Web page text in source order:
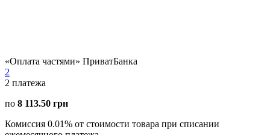
«Оплата частями» ПриватБанка
2
2 платежа
по 8 113.50 грн
Комиссия 0.01% от стоимости товара при списании